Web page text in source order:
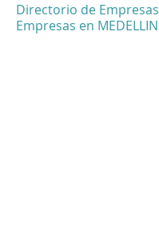
Directorio de Empresas
Empresas en MEDELLIN